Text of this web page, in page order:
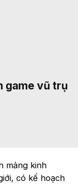
game vũ trụ
mảng kinh
có kế hoạch